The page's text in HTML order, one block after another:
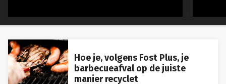
Hoe je, volgens Fost Plus, je
barbecueafval op de juiste
manier recyclet